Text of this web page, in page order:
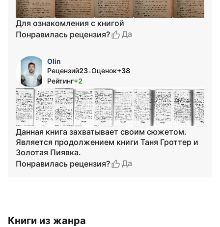
Для ознакомления с книгой
Понравилась рецензия?
Да
Olin
Рецензий23•Оценок+38
Рейтинг+2
Данная книга захватывает своим сюжетом.
Является продолжением книги Таня Гроттер и
Золотая Пиявка.
Понравилась рецензия?
Да
Книги из жанра